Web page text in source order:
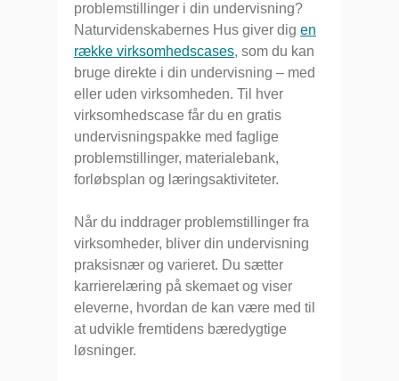
problemstillinger i din undervisning?
Naturvidenskabernes Hus giver dig en
række virksomhedscases, som du kan
bruge direkte i din undervisning – med
eller uden virksomheden. Til hver
virksomhedscase får du en gratis
undervisningspakke med faglige
problemstillinger, materialebank,
forløbsplan og læringsaktiviteter.
Når du inddrager problemstillinger fra
virksomheder, bliver din undervisning
praksisnær og varieret. Du sætter
karrierelæring på skemaet og viser
eleverne, hvordan de kan være med til
at udvikle fremtidens bæredygtige
løsninger.